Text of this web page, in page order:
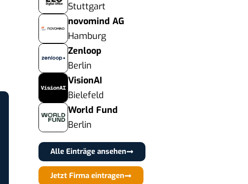
Stuttgart
novomind AG
Hamburg
Zenloop
Berlin
VisionAI
Bielefeld
World Fund
Berlin
Alle Einträge ansehen
Jetzt Firma eintragen